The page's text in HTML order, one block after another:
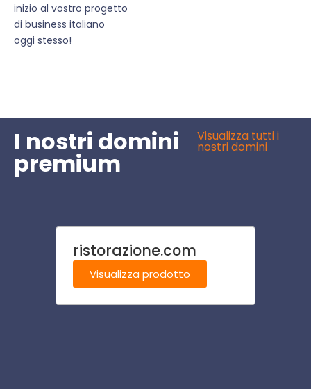
inizio al vostro progetto
di business italiano
oggi stesso!
I nostri domini
premium
Visualizza tutti i
nostri domini
ristorazione.com
Visualizza prodotto